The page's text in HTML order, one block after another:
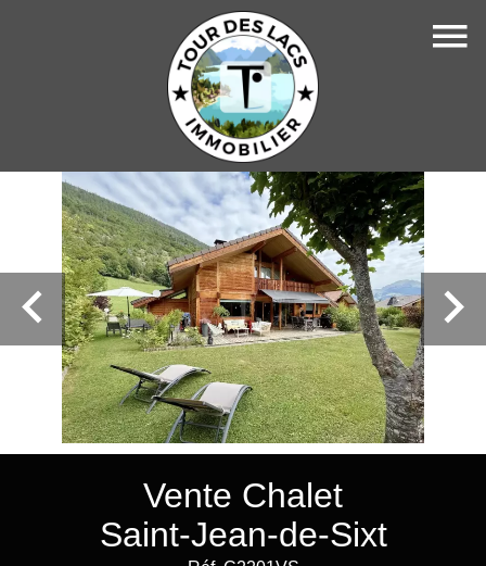
Vente Chalet
Saint-Jean-de-Sixt